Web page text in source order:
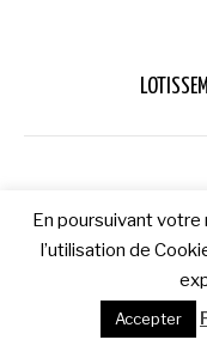
En poursuivant
l’utilisation de
Accepter